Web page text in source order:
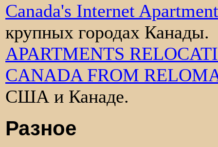
Canada's Internet
крупных городах Канады.
APARTMENTS
CANADA FROM
США и Канаде.
Разное